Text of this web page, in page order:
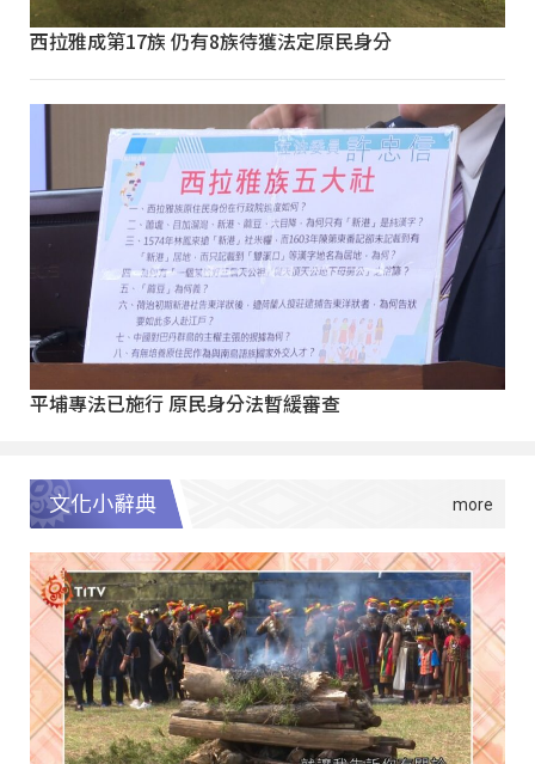
西拉雅成第17族 仍有8族待獲法定原民身分
平埔專法已施行 原民身分法暫緩審查
文化小辭典